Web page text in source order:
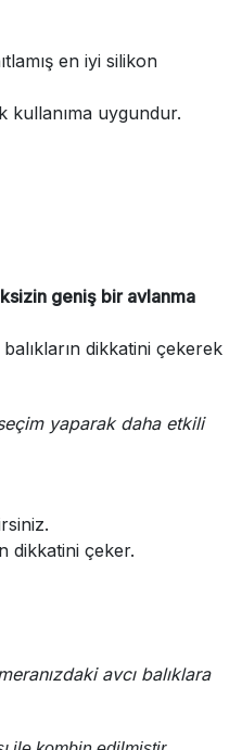
en iyi silikon
kullanıma uygundur.
geniş bir avlanma
dikkatini çekerek
yaparak daha etkili
dikkatini çeker.
avcı balıklara